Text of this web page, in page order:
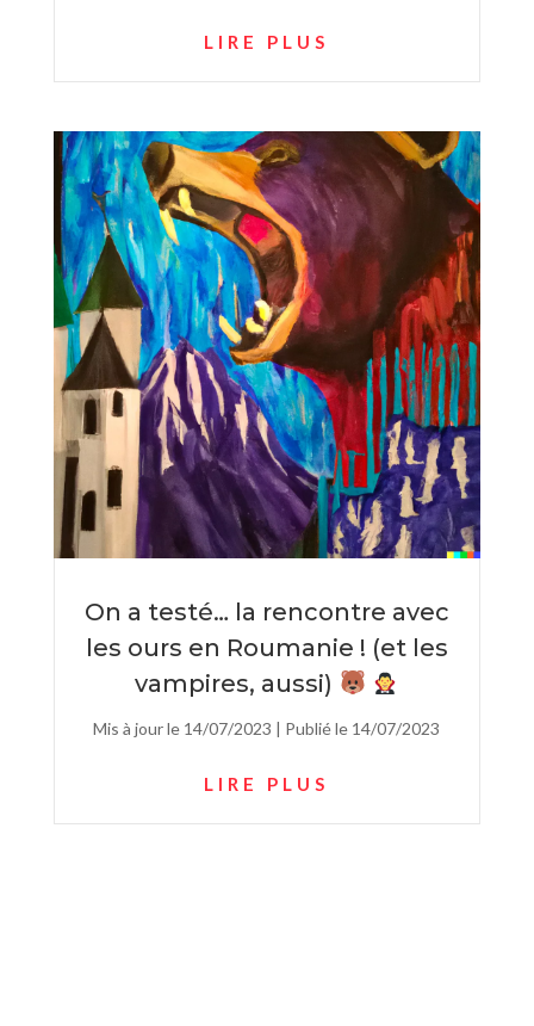
LIRE PLUS
On a testé… la rencontre avec
les ours en Roumanie ! (et les
vampires, aussi)
Mis à jour le 14/07/2023 | Publié le 14/07/2023
LIRE PLUS